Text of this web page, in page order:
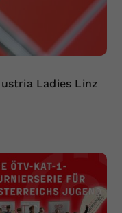
Ladies Linz